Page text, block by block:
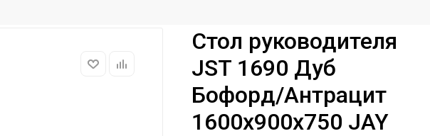
Стол руководителя
JST 1690 Дуб
Бофорд/Антрацит
1600х900х750 JAY